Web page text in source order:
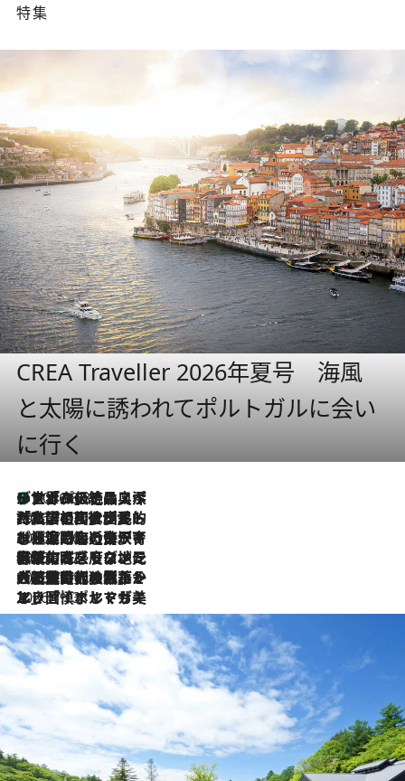
特集
CREA Traveller 2026年夏号 海風
と太陽に誘われてポルトガルに会い
に行く
2026.8.8
リスボンの絶品スイーツ「パステル・デ・ナタ」とは？ポルトガル伝統の奥深い世界へ
2026.7.27
「私の祖国はポルトガル語です」国民的詩人フェルナンド・ペソアと、彼が愛した文学の街を歩く
2026.7.26
ポルトガル近海が育む極上の海の幸。キリリと冷えた白ワインと愉しむ、シーフード専門店の贅沢
2026.7.22
伝統の味をモダンに昇華。高感度な地元客が集う、リスボンの最旬ガストロノミー
2026.7.21
大航海時代の栄華から、震災、独裁、そして革命へ。ポルトガル・首都リスボンの石畳に刻まれた「歴史の光と影」
2026.7.13
エッセイ・ヤマザキマリ「慎ましくも美しき国 ポルトガル」